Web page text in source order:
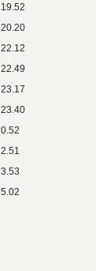
19.52
20.20
22.12
22.49
23.17
23.40
0.52
2.51
3.53
5.02